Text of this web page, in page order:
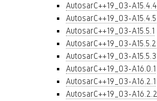
AutosarC++19_03-A15.4.4
AutosarC++19_03-A15.4.5
AutosarC++19_03-A15.5.1
AutosarC++19_03-A15.5.2
AutosarC++19_03-A15.5.3
AutosarC++19_03-A16.0.1
AutosarC++19_03-A16.2.1
AutosarC++19_03-A16.2.2